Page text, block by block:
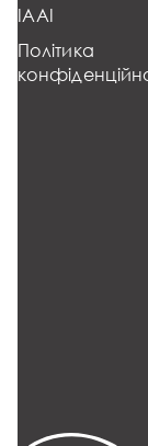
IAAI
Політика